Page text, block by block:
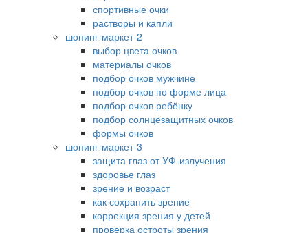
спортивные очки
растворы и капли
шопинг-маркет-2
выбор цвета очков
материалы очков
подбор очков мужчине
подбор очков по форме лица
подбор очков ребёнку
подбор солнцезащитных очков
формы очков
шопинг-маркет-3
защита глаз от УФ-излучения
здоровье глаз
зрение и возраст
как сохранить зрение
коррекция зрения у детей
проверка остроты зрения